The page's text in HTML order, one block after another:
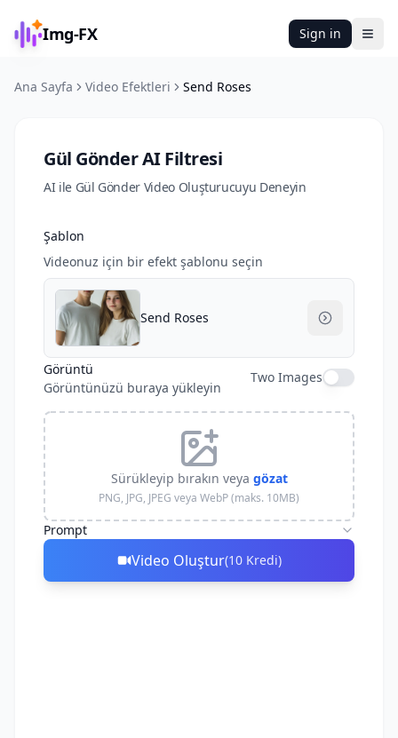
Img-FX Sign in
Ana Sayfa Video Efektleri Send Roses
Gül Gönder AI Filtresi
AI ile Gül Gönder Video Oluşturucuyu Deneyin
Şablon
Videonuz için bir efekt şablonu seçin
Send Roses
Görüntü
Görüntünüzü buraya yükleyin
Two Images
Sürükleyip bırakın veya gözat
PNG, JPG, JPEG veya WebP (maks. 10MB)
Prompt
Video Oluştur(10 Kredi)